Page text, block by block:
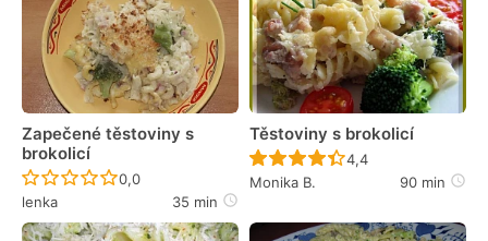
Zapečené těstoviny s
brokolicí
Recept ještě nebyl hodnocen
0,0
lenka
35 min
Těstoviny s brokolicí
Recept ještě nebyl
4,4
Monika B.
90 min